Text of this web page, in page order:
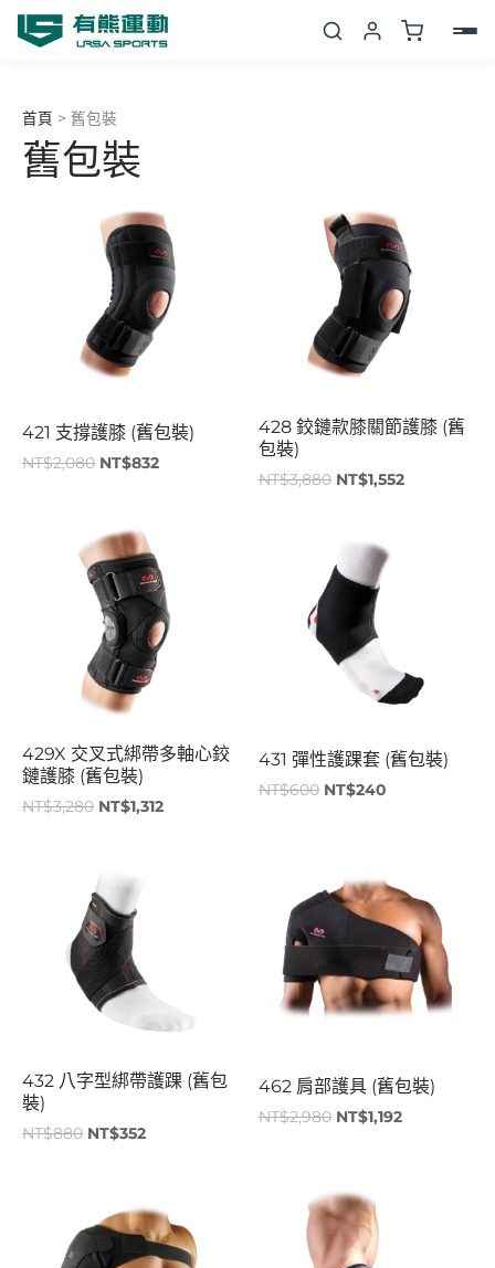
首頁 > 舊包裝
舊包裝
421 支撐護膝 (舊包裝)
NT$2,080
始
價
格：
NT$2,080。
NT$832
前
價
格：
NT$832。
428 鉸鏈款膝關節護膝 (舊
包裝)
NT$3,880
始
價
格：
NT$3,880。
NT$1,552
格：
NT$1,552。
429X 交叉式綁帶多軸心鉸
鏈護膝 (舊包裝)
NT$3,280
始
價
格：
NT$3,280。
NT$1,312
格：
NT$1,312。
431 彈性護踝套 (舊包裝)
NT$600
價
格：
NT$600。
NT$240
價
432 八字型綁帶護踝 (舊包
裝)
NT$880
價
格：
NT$880。
NT$352
462 肩部護具 (舊包裝)
NT$2,980
價
格：
NT$2,980。
NT$1,192
價
格：
NT$1,192。
價
格：
NT$1,580。
價
格：
NT$632。
始
價
格：
NT$600。